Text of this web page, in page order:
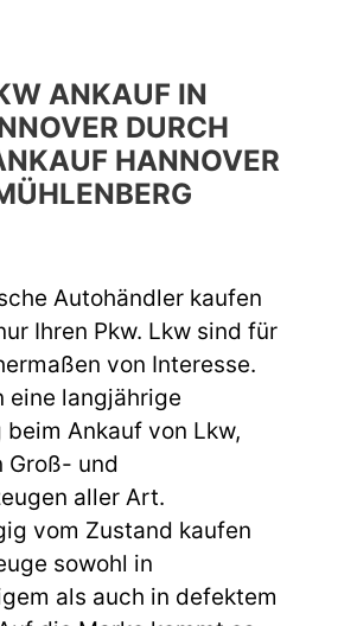
ANKAUF IN
DURCH
HANNOVER
Autohändler kaufen
Ihren Pkw. Lkw sind für
von Interesse.
eine langjährige
beim Ankauf von Lkw,
Groß- und
aller Art.
vom Zustand kaufen
sowohl in
als auch in defektem